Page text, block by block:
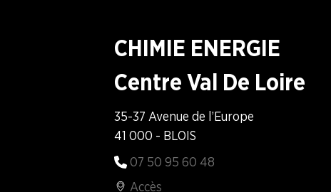
Les Risques Industriels Majeurs
NOUS
CHIMIE ENERGIE
Centre Val De Loire
35-37 Avenue de l’Europe
41 000 - BLOIS
07 50 95 60 48
Accès